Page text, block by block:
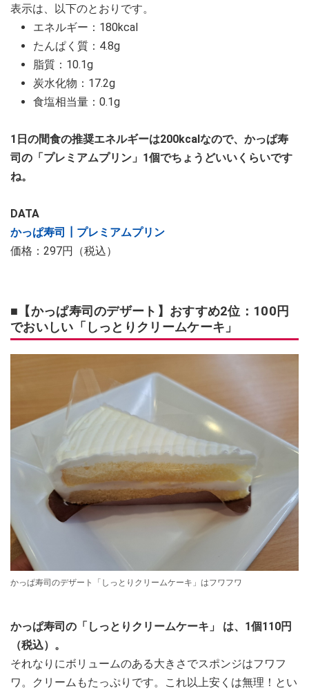
表示は、以下のとおりです。
エネルギー：180kcal
たんぱく質：4.8g
脂質：10.1g
炭水化物：17.2g
食塩相当量：0.1g
1日の間食の推奨エネルギーは200kcalなので、かっぱ寿
司の「プレミアムプリン」1個でちょうどいいくらいです
ね。
DATA
かっぱ寿司┃プレミアムプリン
価格：297円（税込）
■【かっぱ寿司のデザート】おすすめ2位：100円
でおいしい「しっとりクリームケーキ」
かっぱ寿司のデザート「しっとりクリームケーキ」はフワフワ
かっぱ寿司の「しっとりクリームケーキ」 は、1個110円
（税込）。
それなりにボリュームのある大きさでスポンジはフワフ
ワ。クリームもたっぷりです。これ以上安くは無理！とい